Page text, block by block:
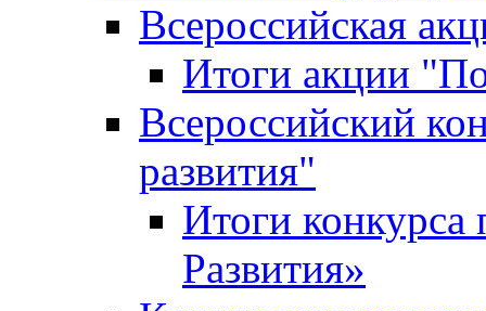
Всероссийская
Итоги акции
Всероссийский
развития"
Итоги конкурса
Развития»